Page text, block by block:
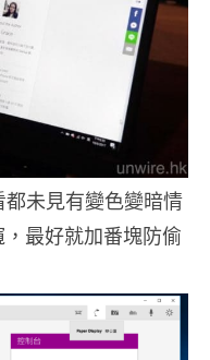
未見有變色變暗情
最好就加番塊防偷